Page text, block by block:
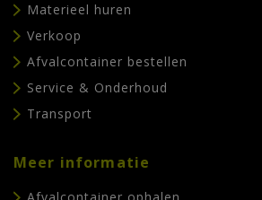
Materieel huren
Verkoop
Afvalcontainer bestellen
Service & Onderhoud
Transport
Meer informatie